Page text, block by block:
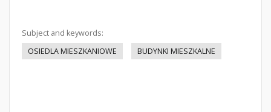
Subject and keywords:
OSIEDLA MIESZKANIOWE
BUDYNKI MIESZKALNE